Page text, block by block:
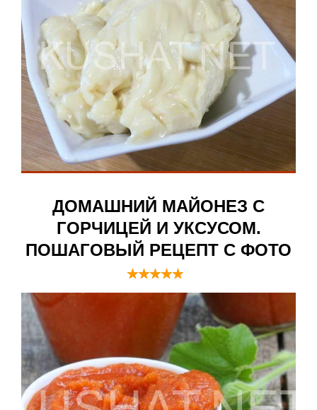
ДОМАШНИЙ МАЙОНЕЗ С
ГОРЧИЦЕЙ И УКСУСОМ.
ПОШАГОВЫЙ РЕЦЕПТ С ФОТО